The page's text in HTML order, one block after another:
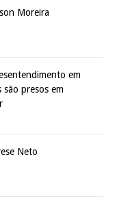
Moreira
em
presos em
Neto